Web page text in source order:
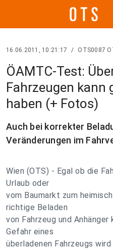
16.06.2011, 10:21:17 / OTS0087
ÖAMTC-Test:
Fahrzeugen kann
haben (+ Fotos)
Auch bei korrekter
Veränderungen im
Wien (OTS) - Egal ob die
Urlaub oder
vom Baumarkt zum
richtige Beladen
von Fahrzeug und
Gefahr eines
überladenen Fahrzeugs